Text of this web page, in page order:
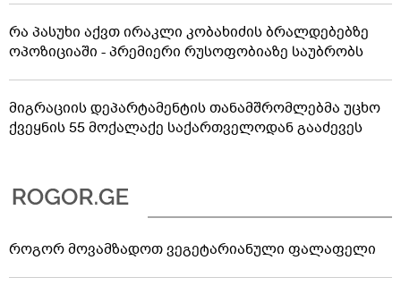
რა პასუხი აქვთ ირაკლი კობახიძის ბრალდებებზე
ოპოზიციაში - პრემიერი რუსოფობიაზე საუბრობს
მიგრაციის დეპარტამენტის თანამშრომლებმა უცხო
ქვეყნის 55 მოქალაქე საქართველოდან გააძევეს
როგორ მოვამზადოთ ვეგეტარიანული ფალაფელი